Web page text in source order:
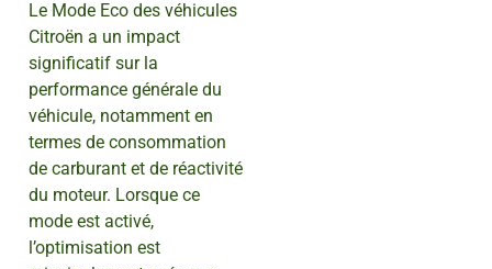
Le Mode Eco des véhicules
Citroën a un impact
significatif sur la
performance générale du
véhicule, notamment en
termes de consommation
de carburant et de réactivité
du moteur. Lorsque ce
mode est activé,
l’optimisation est